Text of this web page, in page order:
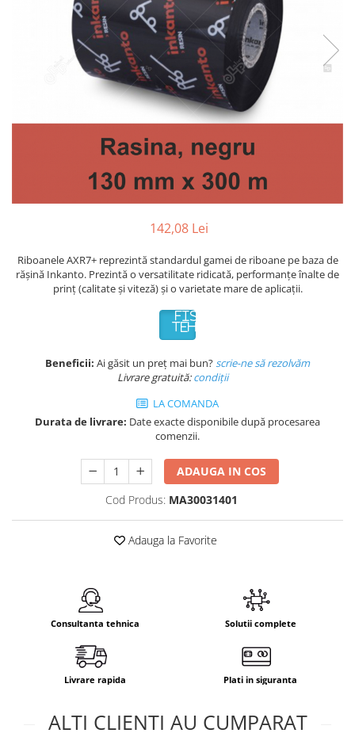
Plicuri de carton
Plicuri cu bule
Plicuri ecommerce
Pungi si sacose
Pungi ziplock cu fermoar
Tuburi de carton
142,08 Lei
Riboanele AXR7+ reprezintă standardul gamei de riboane pe baza de
rășină Inkanto. Prezintă o versatilitate ridicată, performanțe înalte de
prinț (calitate și viteză) și o varietate mare de aplicații.
FISA
TEHNICA
Beneficii: Ai găsit un preț mai bun?scrie-ne să rezolvăm
Livrare gratuită:condiții
LA COMANDA
Durata de livrare: Date exacte disponibile după procesarea
comenzii.
ADAUGA IN COS
Cod Produs: MA30031401
Adauga la Favorite
Consultanta tehnica Solutii complete
Livrare rapida Plati in siguranta
ALTI CLIENTI AU CUMPARAT